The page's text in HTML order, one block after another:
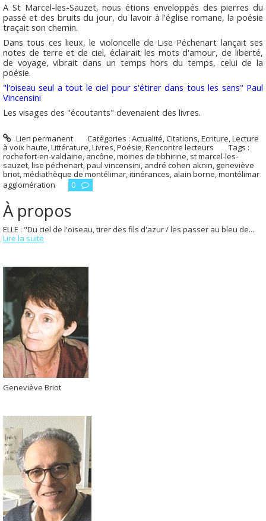
A St Marcel-les-Sauzet, nous étions enveloppés des pierres du
passé et des bruits du jour, du lavoir à l'église romane, la poésie
traçait son chemin.
Dans tous ces lieux, le violoncelle de Lise Péchenart lançait ses
notes de terre et de ciel, éclairait les mots d'amour, de liberté,
de voyage, vibrait dans un temps hors du temps, celui de la
poésie.
"l'oiseau seul a tout le ciel pour s'étirer dans tous les sens" Paul
Vincensini
Les visages des "écoutants" devenaient des livres.
Lien permanent Catégories :Actualité ,Citations ,Ecriture ,Lecture
à voix haute Littérature Livres Poésie Rencontre lecteurs
Tags :
rochefort-en-valdaine ancône moines de tibhirine st marcel-les-
sauzet lise péchenart paul vincensini andré cohen aknin geneviève
briot médiathèque de montélimar itinérances alain borne montélimar
agglomération
0
À propos
ELLE : "Du ciel de l'oiseau, tirer des fils d'azur / les passer au bleu de...
Lire la suite
Geneviève Briot